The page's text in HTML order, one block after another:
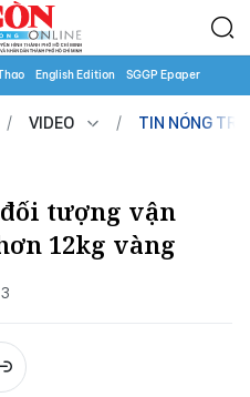
English Edition SGGP Epaper
VIDEO TIN NÓNG
tượng vận
12kg vàng